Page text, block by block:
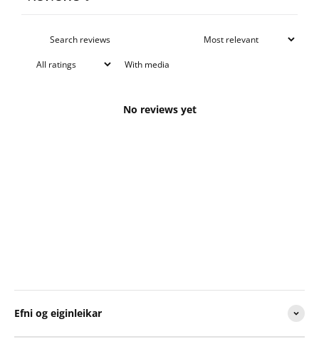
With media
No reviews yet
Efni og eiginleikar